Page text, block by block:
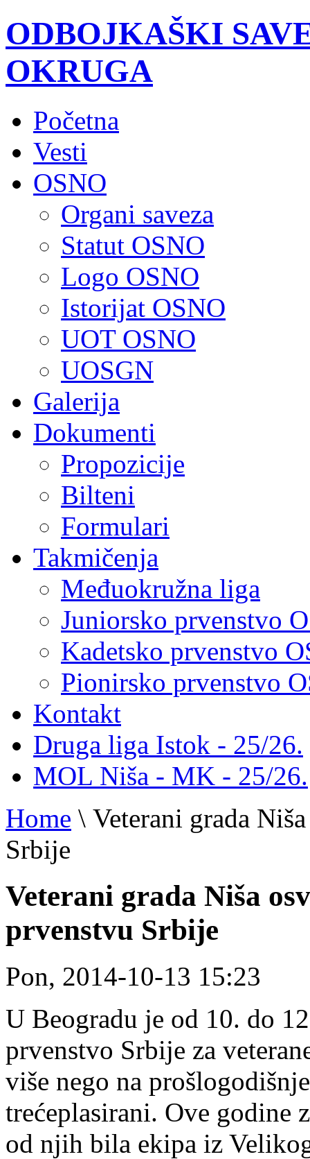
ODBOJKAŠKI
OKRUGA
Početna
Vesti
OSNO
Organi saveza
Statut OSNO
Logo OSNO
Istorijat OSNO
UOT OSNO
UOSGN
Galerija
Dokumenti
Propozicije
Bilteni
Formulari
Takmičenja
Međuokružna liga
Juniorsko prvenstvo
Kadetsko prvenstvo
Pionirsko prvenstvo
Kontakt
Druga liga Istok - 25/26.
MOL Niša - MK - 25/26.
Home \ Veterani grada
Srbije
Veterani grada Niša
prvenstvu Srbije
Pon, 2014-10-13 15:23
U Beogradu je od 10. do
prvenstvo Srbije za
više nego na
trećeplasirani. Ove godine
od njih bila ekipa iz